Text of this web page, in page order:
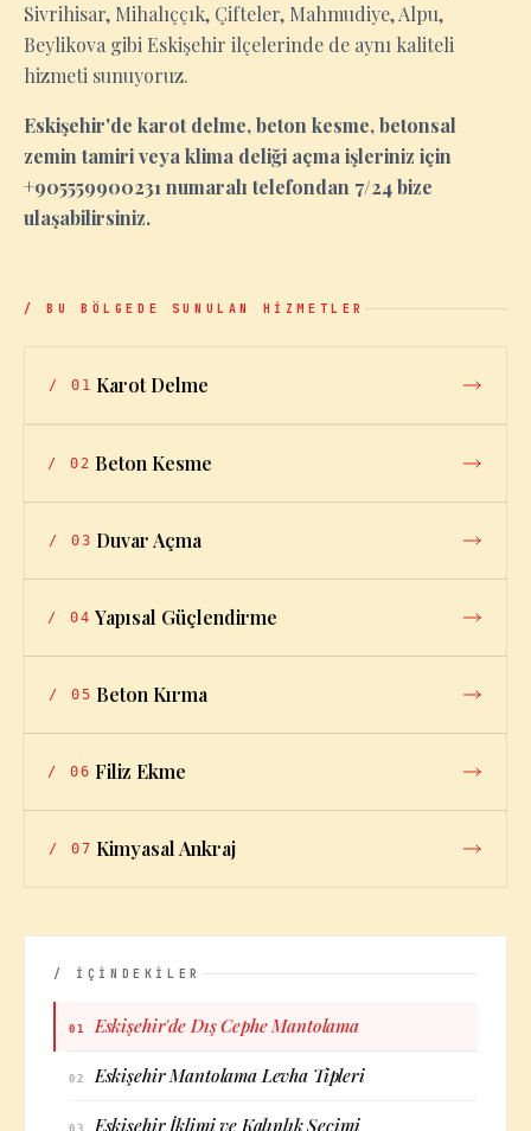
Sivrihisar, Mihalıççık, Çifteler, Mahmudiye, Alpu,
Beylikova gibi Eskişehir ilçelerinde de aynı kaliteli
hizmeti sunuyoruz.
Eskişehir'de karot delme, beton kesme, betonsal
zemin tamiri veya klima deliği açma işleriniz için
+905559900231 numaralı telefondan 7/24 bize
ulaşabilirsiniz.
/ BU BÖLGEDE SUNULAN HİZMETLER
/ 01 Karot Delme
/ 02 Beton Kesme
/ 03 Duvar Açma
/ 04 Yapısal Güçlendirme
/ 05 Beton Kırma
/ 06 Filiz Ekme
/ 07 Kimyasal Ankraj
/ İÇİNDEKİLER
01 Eskişehir'de Dış Cephe Mantolama
02 Eskişehir Mantolama Levha Tipleri
03 Eskişehir İklimi ve Kalınlık Seçimi